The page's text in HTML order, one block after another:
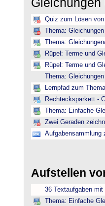
Quiz zum Lösen
Thema:
Thema:
Rüpel: Terme und
Rüpel: Terme und
Thema:
Lernpfad zum
Rechtecksparkett -
Thema: Einfache
Zwei Geraden
Aufgabensammlung
Aufstellen
36 Textaufgaben mit
Thema: Einfache